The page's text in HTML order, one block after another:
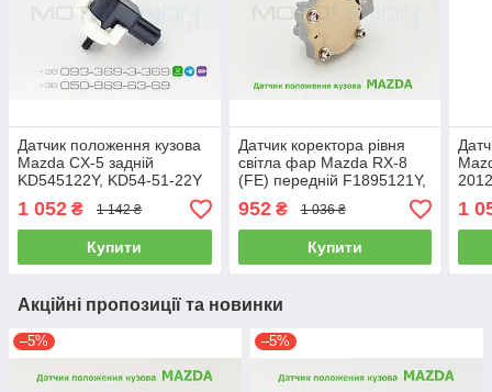
Датчик положення кузова
Mazda CX-5 задній
KD545122Y, KD54-51-22Y
рівня висоти
автокоректора світла фар,
AFS
1 052 ₴ 1 142 ₴
Купити
Датчик коректора рівня
світла фар Mazda RX-8
(FE) передній F1895121Y,
F189-51-21Y положення
нахилу кузова
952₴ 1 036 ₴
Купити
1
Акційні пропозиції та новинки
–5% –5%